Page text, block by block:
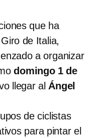
que ha
de Italia,
a organizar
domingo 1 de
llegar al Ángel
de ciclistas
para pintar el